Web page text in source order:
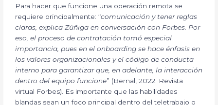
Para hacer que funcione una operación remota se
requiere principalmente: “comunicación y tener reglas
claras, explica Zúñiga en conversación con Forbes. Por
eso, el proceso de contratación tomó especial
importancia, pues en el onboarding se hace énfasis en
los valores organizacionales y el código de conducta
interno para garantizar que, en adelante, la interacción
dentro del equipo funcione” (Bernal, 2022. Revista
virtual Forbes). Es importante que las habilidades
blandas sean un foco principal dentro del teletrabajo o